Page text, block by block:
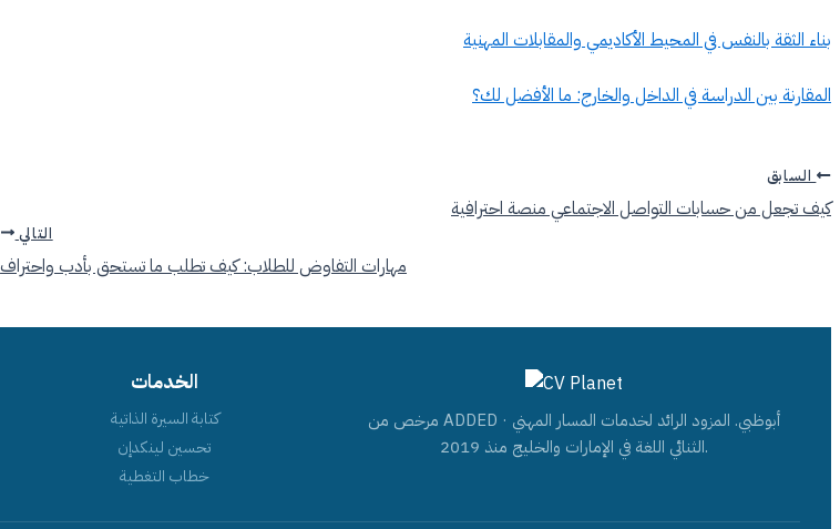
بناء الثقة بالنفس في المحيط الأكاديمي والمقابلات المهنية
المقارنة بين الدراسة في الداخل والخارج: ما الأفضل لك؟
السابق
كيف تجعل من حسابات التواصل الاجتماعي منصة احترافية
التالي
مهارات التفاوض للطلاب: كيف تطلب ما تستحق بأدب واحتراف
مرخص من ADDED · أبوظبي. المزود الرائد لخدمات المسار المهني
الثنائي اللغة في الإمارات والخليج منذ 2019.
الخدمات
كتابة السيرة الذاتية
تحسين لينكدإن
خطاب التغطية